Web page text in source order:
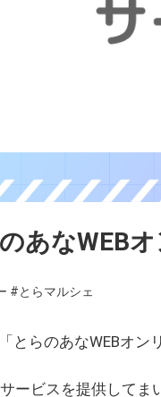
のあなWEB
#とらマルシェ
とらのあなWEBオン
ービスを提供してま